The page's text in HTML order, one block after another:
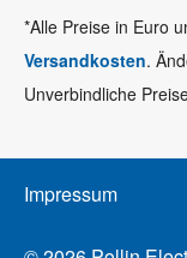
*Alle Preise in Euro
Versandkosten.
Unverbindliche
Impressum